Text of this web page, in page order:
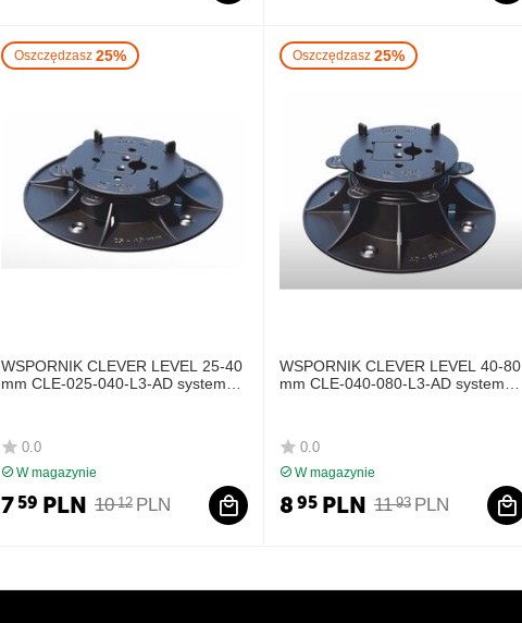
Oszczędzasz 25%
WSPORNIK CLEVER LEVEL 25-40
mm CLE-025-040-L3-AD system
0.0
W magazynie
10 12 PLN
759 PLN
Oszczędzasz 25%
WSPORNIK CLEVER LEVEL 40-80
mm CLE-040-080-L3-AD system
0.0
W magazynie
11 93 PLN
8 95 PLN